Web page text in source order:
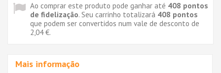
Ao comprar este produto pode ganhar até 408 pontos
de fidelização. Seu carrinho totalizará 408 pontos
que podem ser convertidos num vale de desconto de
2,04 €.
Mais informação